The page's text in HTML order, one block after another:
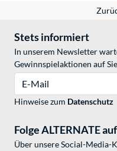
Stets informiert
In unserem Newsletter
Gewinnspielaktionen auf
Hinweise zum Datenschutz
Folge ALTERNATE
Über unsere Social-